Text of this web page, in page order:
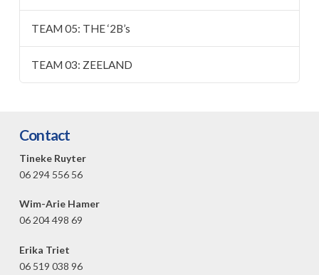
TEAM 05: THE ‘2B’s
TEAM 03: ZEELAND
Contact
Tineke Ruyter
06 294 556 56
Wim-Arie Hamer
06 204 498 69
Erika Triet
06 519 038 96